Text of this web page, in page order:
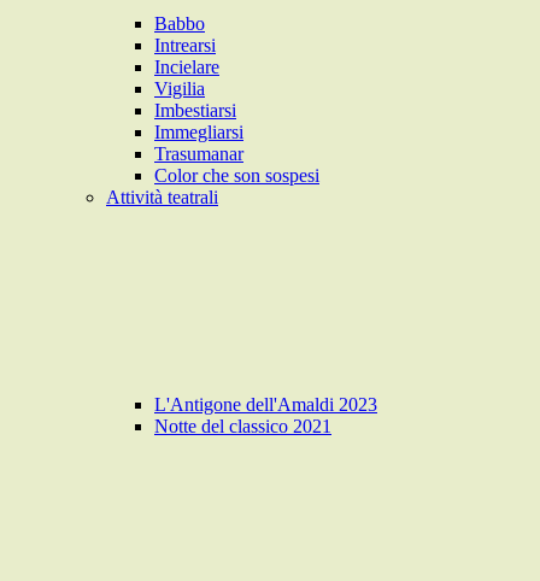
Babbo
Intrearsi
Incielare
Vigilia
Imbestiarsi
Immegliarsi
Trasumanar
Color che son sospesi
Attività teatrali
L'Antigone dell'Amaldi 2023
Notte del classico 2021